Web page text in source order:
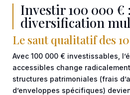
Investir 100 000 € :
diversification
Le saut qualitatif des
Avec 100 000 € investissables,
accessibles change
structures patrimoniales (frais
d’enveloppes spécifiques)